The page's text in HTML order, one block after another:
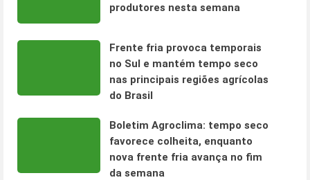
produtores nesta semana
Frente fria provoca temporais
no Sul e mantém tempo seco
nas principais regiões agrícolas
do Brasil
Boletim Agroclima: tempo seco
favorece colheita, enquanto
nova frente fria avança no fim
da semana